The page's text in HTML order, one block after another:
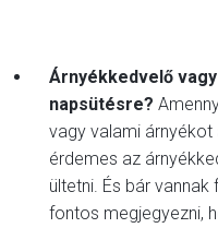
Árnyékkedvelő
napsütésre?
vagy valami
érdemes az
ültetni. És bár
fontos megjegyezni,